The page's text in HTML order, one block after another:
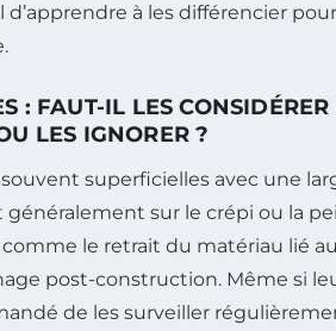
d’apprendre à les différencier
: FAUT-IL LES
LES IGNORER ?
superficielles avec une
généralement sur le crépi ou la
le retrait du matériau lié
post-construction. Même si
de les surveiller